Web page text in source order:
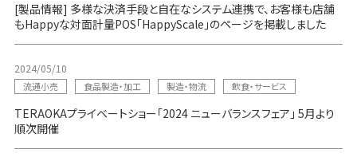
[製品情報] 多様な決済手段と自在なシステム連携で、お客様も店舗
もHappyな対面計量POS「HappyScale」のページを掲載しました
2024/05/10
流通小売 食品製造・加工 製造・物流 飲食・サービス
TERAOKAプライベートショー「2024 ニューバランスフェア」 5月より
順次開催